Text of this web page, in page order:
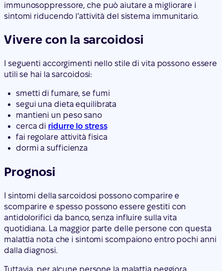
immunosoppressore, che può aiutare a migliorare i
sintomi riducendo l’attività del sistema immunitario.
Vivere con la sarcoidosi
I seguenti accorgimenti nello stile di vita possono essere
utili se hai la sarcoidosi:
smetti di fumare, se fumi
segui una dieta equilibrata
mantieni un peso sano
cerca di ridurre lo stress
fai regolare attività fisica
dormi a sufficienza
Prognosi
I sintomi della sarcoidosi possono comparire e
scomparire e spesso possono essere gestiti con
antidolorifici da banco, senza influire sulla vita
quotidiana. La maggior parte delle persone con questa
malattia nota che i sintomi scompaiono entro pochi anni
dalla diagnosi.